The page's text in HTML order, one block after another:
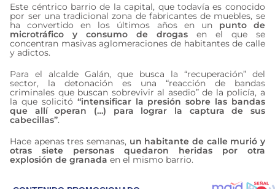
Este céntrico barrio de la capital, que todavía es conocido
por ser una tradicional zona de fabricantes de muebles, se
ha convertido en los últimos años en un punto de
microtráfico y consumo de drogas en el que se
concentran masivas aglomeraciones de habitantes de calle
y adictos.
Para el alcalde Galán, que busca la “recuperación” del
sector, la detonación es una “reacción de bandas
criminales que buscan sobrevivir al asedio” de la policía, a
la que solicitó “intensificar la presión sobre las bandas
que allí operan (…) para lograr la captura de sus
cabecillas”.
Hace apenas tres semanas, un habitante de calle murió y
otras siete personas quedaron heridas por otra
explosión de granada en el mismo barrio.